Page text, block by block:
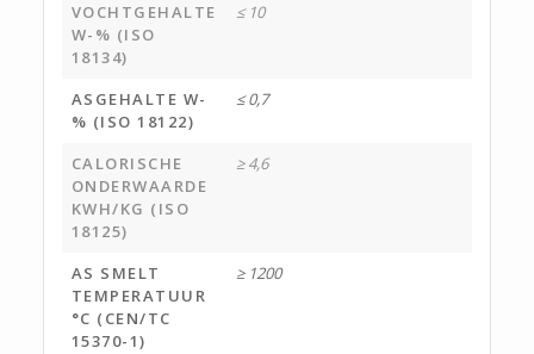
VOCHTGEHALTE
W-% (ISO
18134)
≤ 10
ASGEHALTE W-
% (ISO 18122)
≤ 0,7
CALORISCHE
ONDERWAARDE
KWH/KG (ISO
18125)
≥ 4,6
AS SMELT
TEMPERATUUR
°C (CEN/TC
15370-1)
≥ 1200